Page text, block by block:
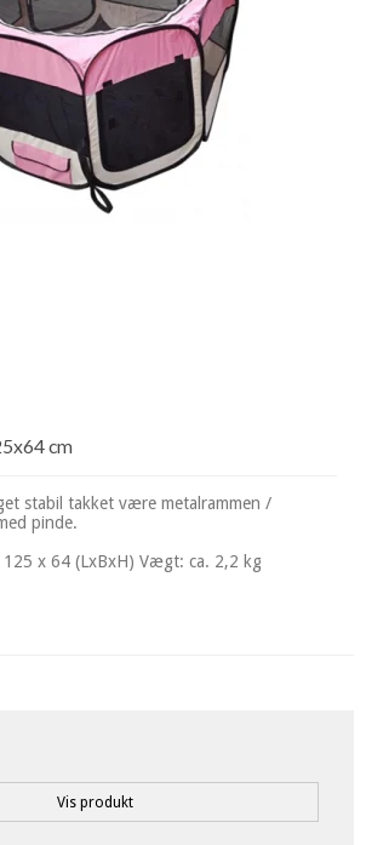
cm
stabil takket være metalrammen /
pinde.
125 x 64 (LxBxH) Vægt: ca. 2,2 kg
Vis produkt